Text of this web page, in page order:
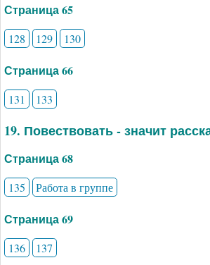
Страница 65
128 129 130
Страница 66
131 133
19. Повествовать - значит
Страница 68
135 Работа в группе
Страница 69
136 137